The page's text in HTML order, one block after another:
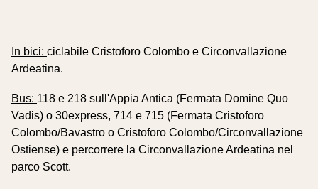
In bici: ciclabile Cristoforo Colombo e Circonvallazione
Ardeatina.
Bus: 118 e 218 sull'Appia Antica (Fermata Domine Quo
Vadis) o 30express, 714 e 715 (Fermata Cristoforo
Colombo/Bavastro o Cristoforo Colombo/Circonvallazione
Ostiense) e percorrere la Circonvallazione Ardeatina nel
parco Scott.